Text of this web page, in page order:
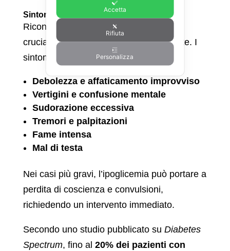
Sintomi dell’ipoglicemia post-esercizio
Riconoscere i segnali dell’ipoglicemia è
cruciale per intervenire tempestivamente. I
sintomi più comuni includono:
Debolezza e affaticamento improvviso
Vertigini e confusione mentale
Sudorazione eccessiva
Tremori e palpitazioni
Fame intensa
Mal di testa
Nei casi più gravi, l’ipoglicemia può portare a
perdita di coscienza e convulsioni,
richiedendo un intervento immediato.
Secondo uno studio pubblicato su Diabetes
Spectrum, fino al 20% dei pazienti con
Accetta
Rifiuta
Personalizza